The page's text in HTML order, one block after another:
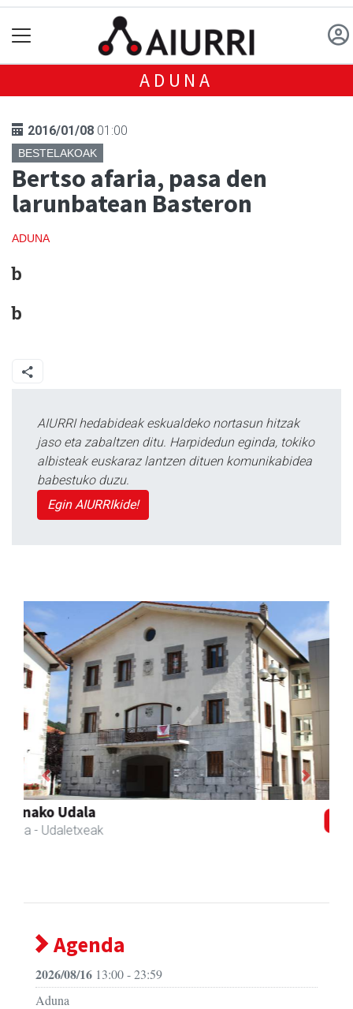
ADUNA
2016/01/08 01:00
BESTELAKOAK
Bertso afaria, pasa den
larunbatean Basteron
ADUNA
b
b
AIURRI hedabideak eskualdeko nortasun hitzak
jaso eta zabaltzen ditu. Harpidedun eginda, tokiko
albisteak euskaraz lantzen dituen komunikabidea
babestuko duzu.
Egin AIURRIkide!
Arruti gozotegia
Andoain - Gozotegiak
Previous Next
Agenda
2026/08/16 13:00 - 23:59
Aduna